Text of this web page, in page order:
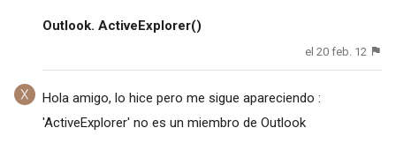
Outlook. ActiveExplorer()
el 20 feb. 12
Hola amigo, lo hice pero me sigue apareciendo :
'ActiveExplorer' no es un miembro de Outlook